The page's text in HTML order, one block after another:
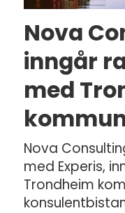
Nova
inngår
med
Nova
med Experis,
Trondheim